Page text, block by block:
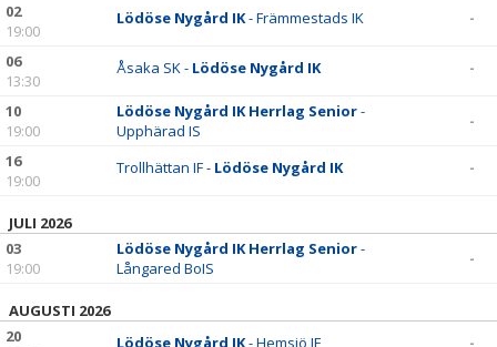
02
19:00
Lödöse Nygård IK- Främmestads IK -
06
13:30
Åsaka SK - Lödöse Nygård IK -
10
19:00
Lödöse Nygård IK Herrlag Senior-
Upphärad IS
-
16
19:00
Trollhättan IF - Lödöse Nygård IK -
JULI 2026
03
19:00
Lödöse Nygård IK Herrlag Senior-
Långared BoIS
-
AUGUSTI 2026
20
Lödöse Nygård IK- Hemsjö IF -